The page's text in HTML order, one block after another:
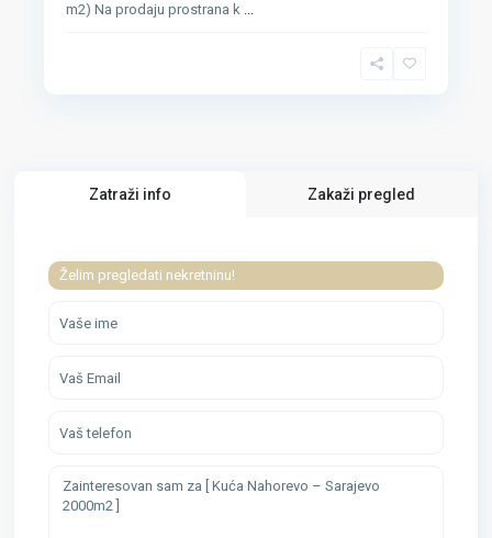
m2) Na prodaju prostrana k ...
Zatraži info Zakaži pregled
Želim pregledati nekretninu!